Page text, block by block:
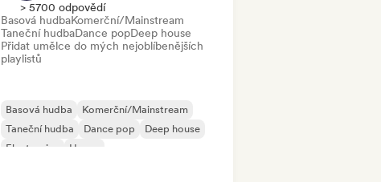
> 5700 odpovědí
Basová hudbaKomerční/Mainstream
Taneční hudbaDance popDeep house
Přidat umělce do mých nejoblíbenějších
playlistů
Basová hudba
Komerční/Mainstream
Taneční hudba
Dance pop
Deep house
Electronica
House